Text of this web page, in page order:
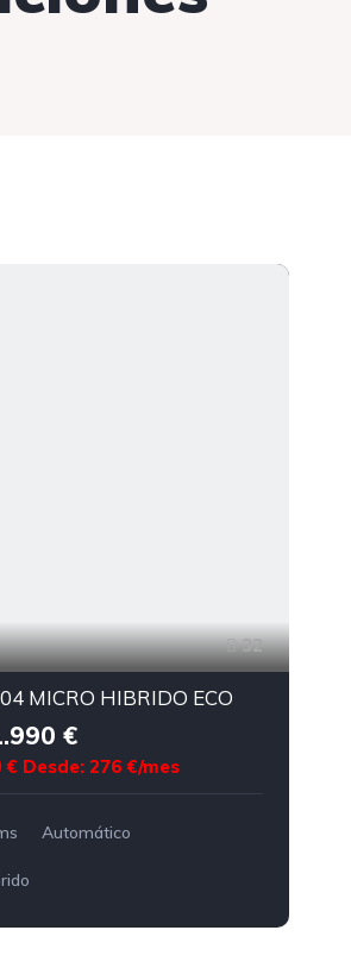
32
MICRO HIBRIDO ECO
€
€ Desde: 276 €/mes
Automático